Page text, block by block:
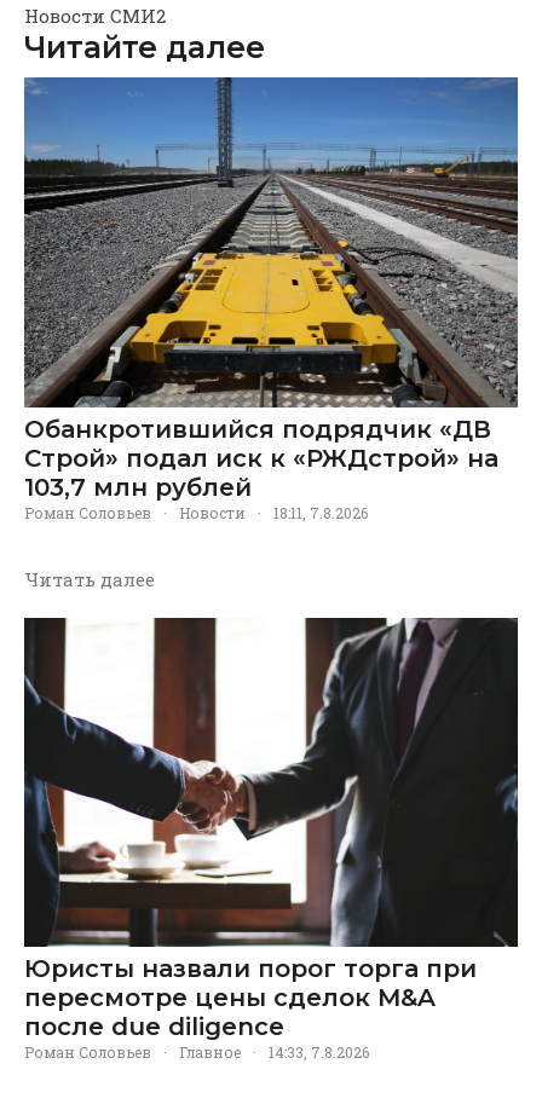
Новости СМИ2
Читайте далее
Обанкротившийся подрядчик «ДВ
Строй» подал иск к «РЖДстрой» на
103,7 млн рублей
Роман Соловьев · Новости · 18:11, 7.8.2026
Читать далее
Юристы назвали порог торга при
пересмотре цены сделок M&A
после due diligence
Роман Соловьев · Главное · 14:33, 7.8.2026